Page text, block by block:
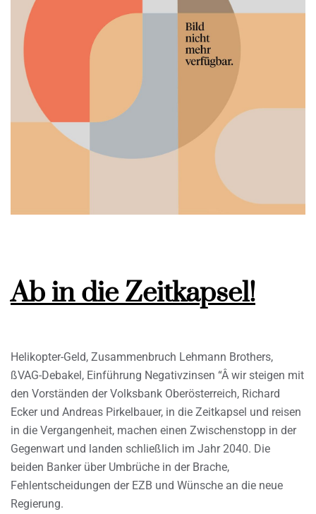
Ab in die Zeitkapsel!
Helikopter-Geld, Zusammenbruch Lehmann Brothers,
ßVAG-Debakel, Einführung Negativzinsen “Â wir steigen mit
den Vorständen der Volksbank Oberösterreich, Richard
Ecker und Andreas Pirkelbauer, in die Zeitkapsel und reisen
in die Vergangenheit, machen einen Zwischenstopp in der
Gegenwart und landen schließlich im Jahr 2040. Die
beiden Banker über Umbrüche in der Brache,
Fehlentscheidungen der EZB und Wünsche an die neue
Regierung.